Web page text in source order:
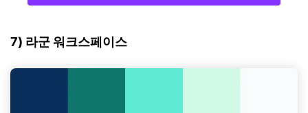
7) 라군 워크스페이스